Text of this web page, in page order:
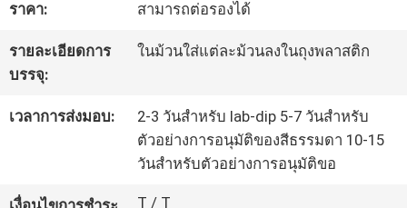
ควบคุม
คุณภาพ
เรา
ราคา: สามารถต่อรองได้
รายละเอียดการ
บรรจุ:
ในม้วนใส่แต่ละม้วนลงในถุงพลาสติก
เวลาการส่งมอบ:
2-3 วันสำหรับ lab-dip 5-7 วันสำหรับ
ตัวอย่างการอนุมัติของสีธรรมดา 10-15
วันสำหรับตัวอย่างการอนุมัติขอ
T / T